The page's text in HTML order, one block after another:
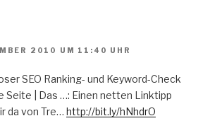
2010 UM 11:40 UHR
SEO Ranking- und Keyword-Check
Seite | Das …: Einen netten Linktipp
da von Tre… http://bit.ly/hNhdrO